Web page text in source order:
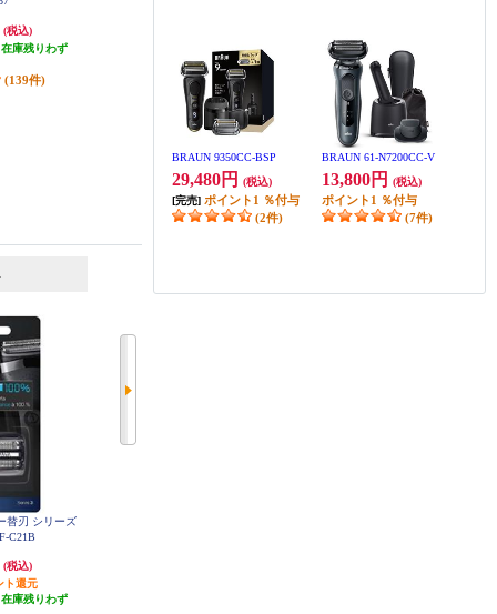
BRAUN 9350CC-BSP
29,480円
(税込)
[完売] ポイント 1 ％付与
(2件)
BRAUN 61-N7200CC-V
13,800円 (税込)
ポイント 1 ％付与
(7件)
(税込)
庫残りわず
(139件)
即納（在庫あり）
(27件)
296円分ポイント還元
発送目安:
即納（在庫あり）
替刃 シリーズ
C21B
(税込)
ト還元
庫残りわず